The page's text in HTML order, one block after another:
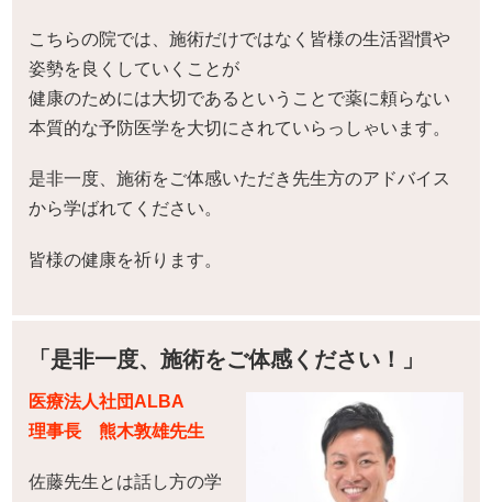
こちらの院では、施術だけではなく皆様の生活習慣や
姿勢を良くしていくことが
健康のためには大切であるということで薬に頼らない
本質的な予防医学を大切にされていらっしゃいます。
是非一度、施術をご体感いただき先生方のアドバイス
から学ばれてください。
皆様の健康を祈ります。
「是非一度、施術をご体感ください！」
医療法人社団ALBA
理事長 熊木敦雄先生
佐藤先生とは話し方の学